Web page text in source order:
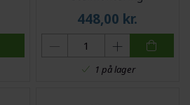
448,00 kr.
1 på lager